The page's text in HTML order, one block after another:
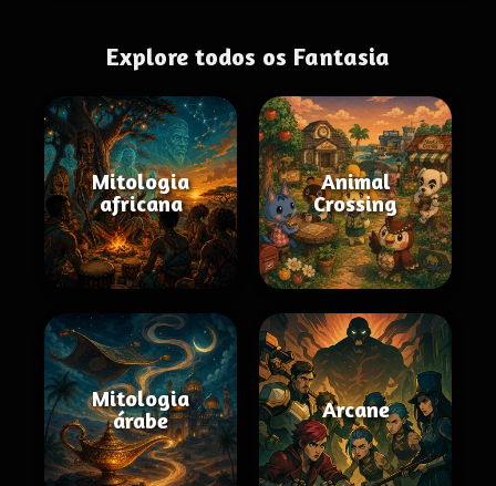
Explore todos os Fantasia
Mitologia
africana
Animal
Crossing
Mitologia
árabe
Arcane